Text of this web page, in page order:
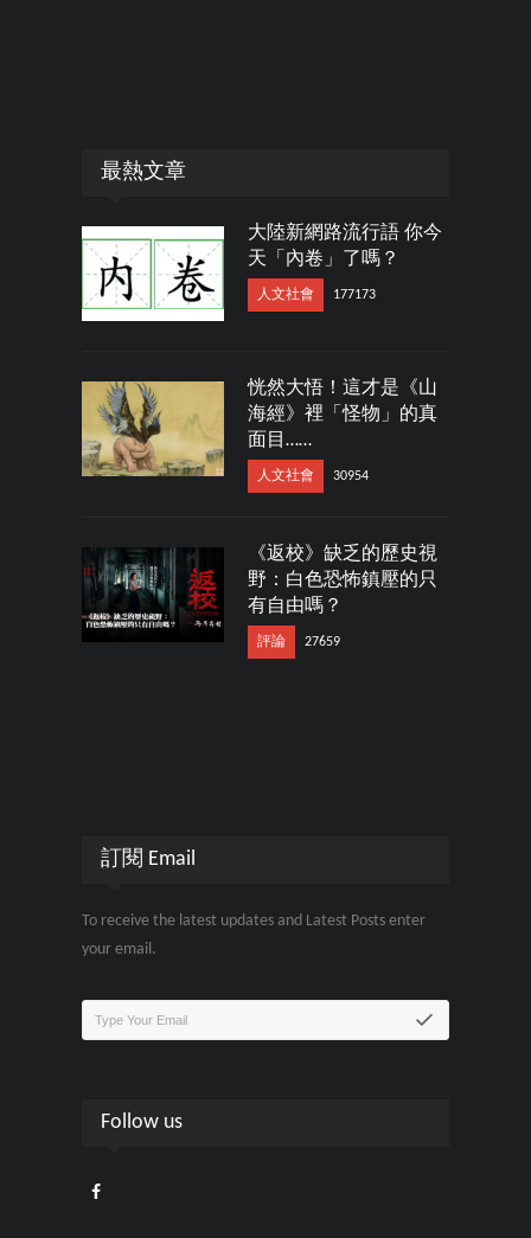
最熱文章
大陸新網路流行語 你今
天「內卷」了嗎？
人文社會 177173
恍然大悟！這才是《山
海經》裡「怪物」的真
面目……
人文社會 30954
《返校》缺乏的歷史視
野：白色恐怖鎮壓的只
有自由嗎？
評論 27659
訂閱 Email
To receive the latest updates and Latest Posts enter
your email.
Follow us